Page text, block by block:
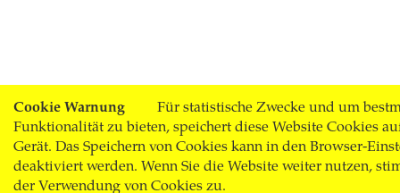
Cookie Warnung
Für statistische Zwecke und um
Funktionalität zu bieten, speichert diese Website Cookies
Gerät. Das Speichern von Cookies kann in den Browser-
deaktiviert werden. Wenn Sie die Website weiter nutzen,
der Verwendung von Cookies zu.